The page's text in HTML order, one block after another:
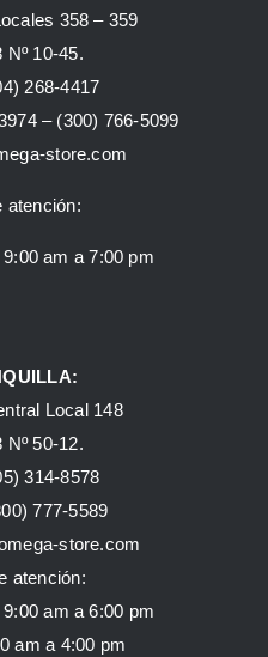
358 – 359
Nº 10-45.
268-4417
– (300) 766-5099
store.com
atención:
am a 7:00 pm
Local 148
Nº 50-12.
314-8578
777-5589
store.com
atención:
am a 6:00 pm
am a 4:00 pm